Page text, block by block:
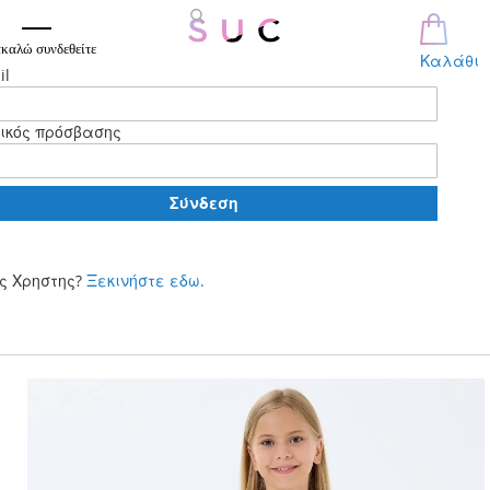
Καλάθι
συνδεθείτε
πρόσβασης
Σύνδεση
Χρηστης? Ξεκινήστε εδω.
περιεχόμενο